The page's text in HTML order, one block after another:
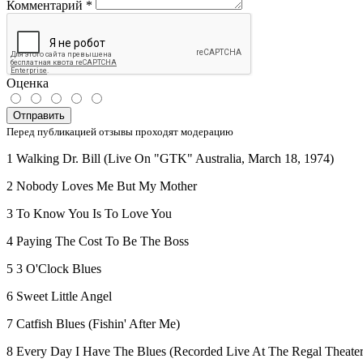
Комментарий *
Оценка
Отправить
Перед публикацией отзывы проходят модерацию
1 Walking Dr. Bill (Live On "GTK" Australia, March 18, 1974)
2 Nobody Loves Me But My Mother
3 To Know You Is To Love You
4 Paying The Cost To Be The Boss
5 3 O'Clock Blues
6 Sweet Little Angel
7 Catfish Blues (Fishin' After Me)
8 Every Day I Have The Blues (Recorded Live At The Regal